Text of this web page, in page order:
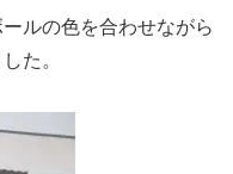
ルの色を合わせながら
た。